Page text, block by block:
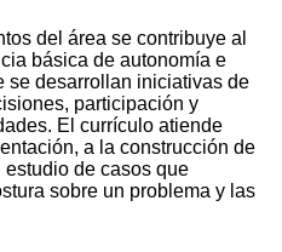
del área se contribuye al
básica de autonomía e
se desarrollan iniciativas de
participación y
El currículo atiende
a la construcción de
de casos que
sobre un problema y las